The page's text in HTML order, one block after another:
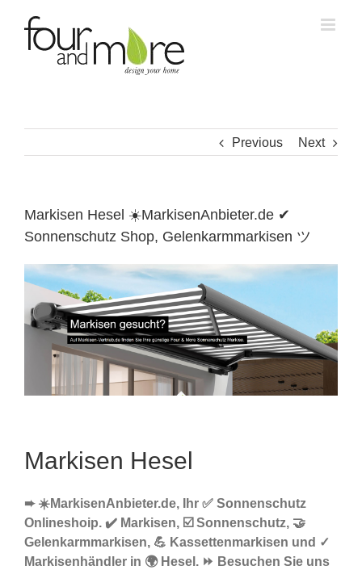
content
Previous Next
Markisen Hesel ☀️MarkisenAnbieter.de ✔
Sonnenschutz Shop, Gelenkarmmarkisen ツ
Markisen Hesel
➨ ☀️MarkisenAnbieter.de, Ihr ✅ Sonnenschutz
Onlineshoip. ✔️ Markisen, ☑️ Sonnenschutz, 🤝
Gelenkarmmarkisen, 💪 Kassettenmarkisen und ✓
Markisenhändler in 🌍 Hesel. ⏩ Besuchen Sie uns